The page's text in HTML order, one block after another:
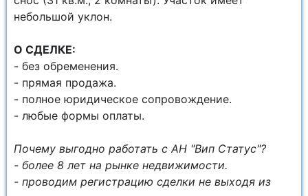
небольшой уклон.
О СДЕЛКЕ:
- без обременения.
- прямая продажа.
- полное юридическое сопровождение.
- любые формы оплаты.
Почему выгодно работать с АН "Вип Статус"?
- более 8 лет на рынке недвижимости.
- проводим регистрацию сделки не выходя из